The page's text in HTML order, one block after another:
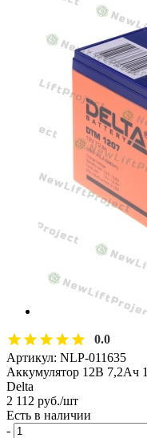
0.0
Артикул: NLP-011635
Аккумулятор 12В 7,2Ач
Delta
2 112 руб./шт
Есть в наличии
-